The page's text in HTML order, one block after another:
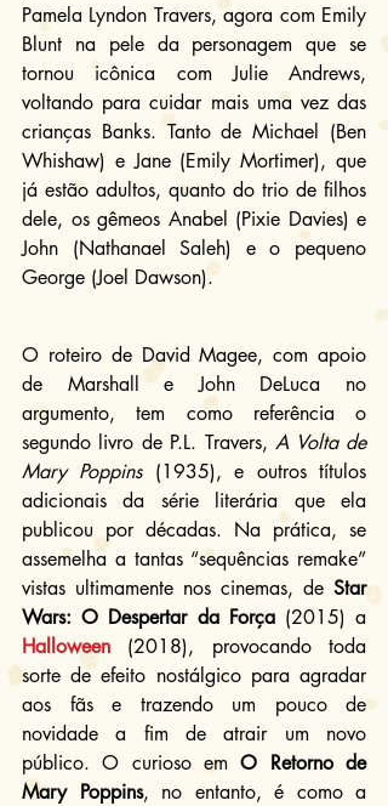
Pamela Lyndon Travers, agora com Emily
Blunt na pele da personagem que se
tornou icônica com Julie Andrews,
voltando para cuidar mais uma vez das
crianças Banks. Tanto de Michael (Ben
Whishaw) e Jane (Emily Mortimer), que
já estão adultos, quanto do trio de filhos
dele, os gêmeos Anabel (Pixie Davies) e
John (Nathanael Saleh) e o pequeno
George (Joel Dawson).
O roteiro de David Magee, com apoio
de Marshall e John DeLuca no
argumento, tem como referência o
segundo livro de P.L. Travers, A Volta de
Mary Poppins (1935), e outros títulos
adicionais da série literária que ela
publicou por décadas. Na prática, se
assemelha a tantas “sequências remake”
vistas ultimamente nos cinemas, de Star
Wars: O Despertar da Força
Halloween (2018), provocando toda
sorte de efeito nostálgico para agradar
aos fãs e trazendo um pouco de
novidade a fim de atrair um novo
público. O curioso em O Retorno de
Mary Poppins, no entanto, é como a